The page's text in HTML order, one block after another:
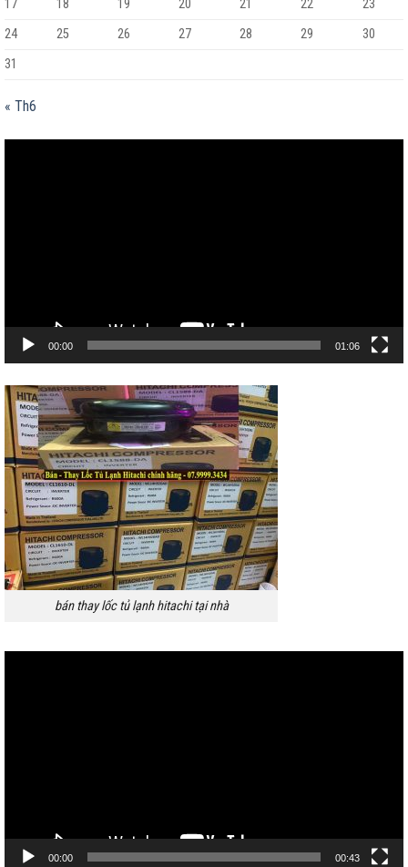
17 18 19 20 21 22
23
24
25 26 27 28 29
30
31
« Th6
00:00 01:06
bán thay lốc tủ lạnh hitachi tại nhà
00:00 00:43